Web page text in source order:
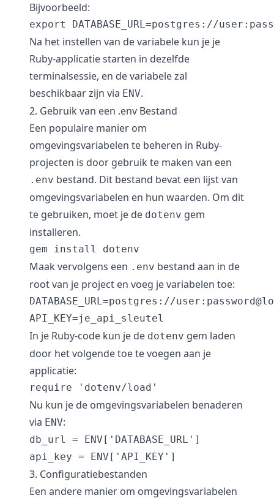
Bijvoorbeeld:
Na het instellen van de variabele kun je je
Ruby-applicatie starten in dezelfde
terminalsessie, en de variabele zal
beschikbaar zijn via ENV.
2. Gebruik van een .env Bestand
Een populaire manier om
omgevingsvariabelen te beheren in Ruby-
projecten is door gebruik te maken van een
.env bestand. Dit bestand bevat een lijst van
omgevingsvariabelen en hun waarden. Om dit
te gebruiken, moet je de dotenv gem
installeren.
Maak vervolgens een .env bestand aan in de
root van je project en voeg je variabelen toe:
DATABASE_URL=postgres://
In je Ruby-code kun je de dotenv gem laden
door het volgende toe te voegen aan je
applicatie:
Nu kun je de omgevingsvariabelen benaderen
via ENV:
db_url = ENV['DATABASE_URL']
3. Configuratiebestanden
Een andere manier om omgevingsvariabelen